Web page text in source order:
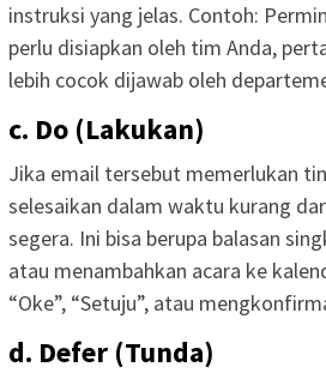
instruksi yang jelas. Contoh:
perlu disiapkan oleh tim Anda,
lebih cocok dijawab oleh
c. Do (Lakukan)
Jika email tersebut memerlukan
selesaikan dalam waktu kurang
segera. Ini bisa berupa balasan
atau menambahkan acara ke
“Oke”, “Setuju”, atau
d. Defer (Tunda)